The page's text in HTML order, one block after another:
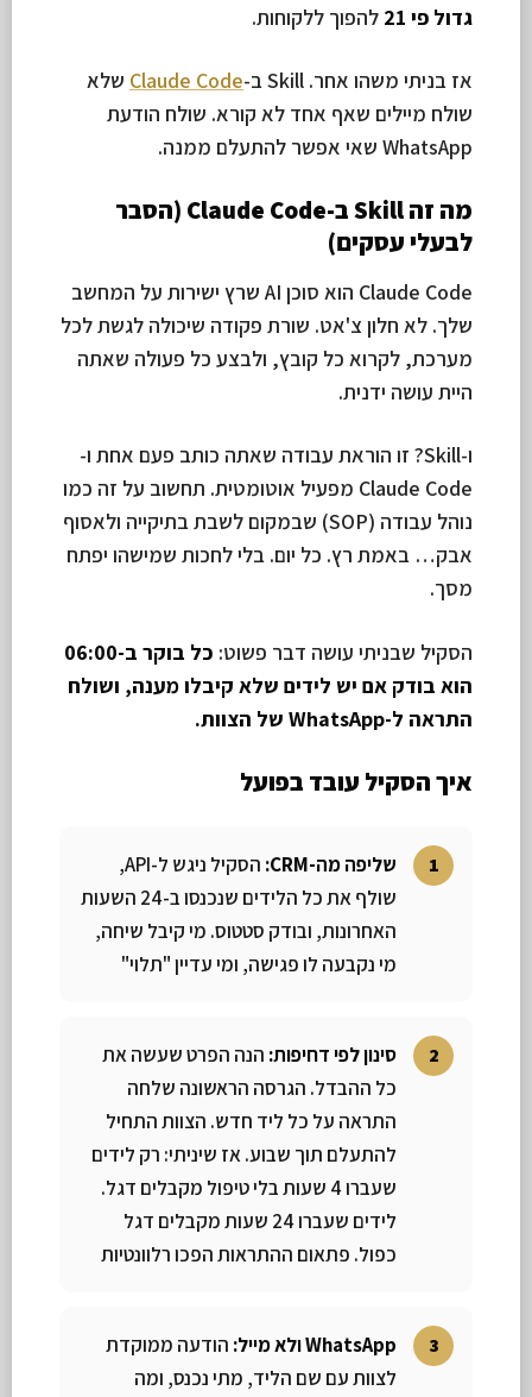
גדול פי 21
להפוך ללקוחות.
אז בניתי משהו אחר. Skill ב- Claude Code שלא
שולח מיילים שאף אחד לא קורא. שולח הודעת
WhatsApp שאי אפשר להתעלם ממנה.
מה זה Skill ב-Claude Code (הסבר
לבעלי עסקים)
Claude Code הוא סוכן AI שרץ ישירות על המחשב
שלך. לא חלון צ'אט. שורת פקודה שיכולה לגשת לכל
מערכת, לקרוא כל קובץ, ולבצע כל פעולה שאתה
היית עושה ידנית.
ו-Skill? זו הוראת עבודה שאתה כותב פעם אחת ו-
Claude Code מפעיל אוטומטית. תחשוב על זה כמו
נוהל עבודה (SOP) שבמקום לשבת בתיקייה ולאסוף
אבק… באמת רץ. כל יום. בלי לחכות שמישהו יפתח
מסך.
הסקיל שבניתי עושה דבר פשוט:
כל בוקר ב-06:00
הוא בודק אם יש לידים שלא קיבלו מענה, ושולח
התראה ל-WhatsApp של הצוות.
איך הסקיל עובד בפועל
שליפה מה-CRM:
הסקיל ניגש ל-API,
שולף את כל הלידים שנכנסו ב-24 השעות
האחרונות, ובודק סטטוס. מי קיבל שיחה,
מי נקבעה לו פגישה, ומי עדיין "תלוי"
סינון לפי דחיפות: הנה הפרט שעשה את
כל ההבדל. הגרסה הראשונה שלחה
התראה על כל ליד חדש. הצוות התחיל
להתעלם תוך שבוע. אז שיניתי: רק לידים
שעברו 4 שעות בלי טיפול מקבלים דגל.
לידים שעברו 24 שעות מקבלים דגל
כפול. פתאום ההתראות הפכו רלוונטיות
WhatsApp ולא מייל:
הודעה ממוקדת
לצוות עם שם הליד, מתי נכנס, ומה